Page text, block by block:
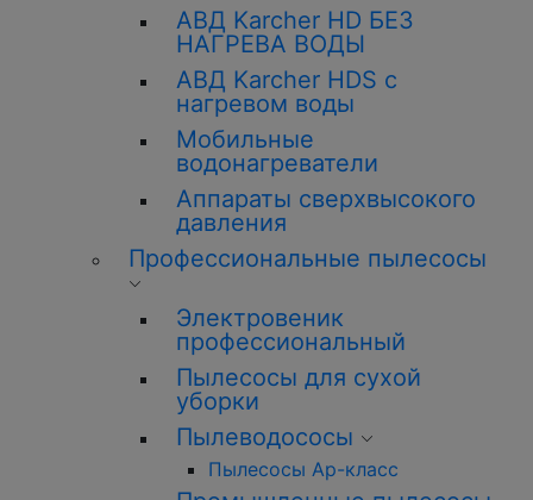
АВД Karcher HD БЕЗ
НАГРЕВА ВОДЫ
АВД Karcher HDS с
нагревом воды
Мобильные
водонагреватели
Аппараты сверхвысокого
давления
Профессиональные пылесосы
Электровеник
профессиональный
Пылесосы для сухой
уборки
Пылеводососы
Пылесосы Ар-класс